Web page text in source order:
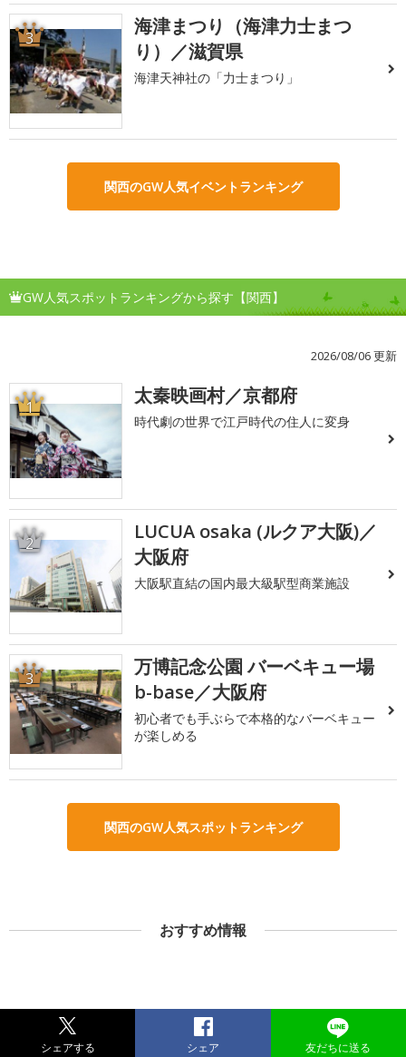
3
海津まつり（海津力士まつ
り）／滋賀県
海津天神社の「力士まつり」
関西のGW人気イベントランキング
GW人気スポットランキングから探す【関西】
2026/08/06 更新
1 太秦映画村／京都府
時代劇の世界で江戸時代の住人に変身
2
LUCUA osaka (ルクア大阪)／
大阪府
大阪駅直結の国内最大級駅型商業施設
3
万博記念公園 バーベキュー場
b-base／大阪府
初心者でも手ぶらで本格的なバーベキュー
が楽しめる
関西のGW人気スポットランキング
おすすめ情報
シェアする シェア 友だちに送る